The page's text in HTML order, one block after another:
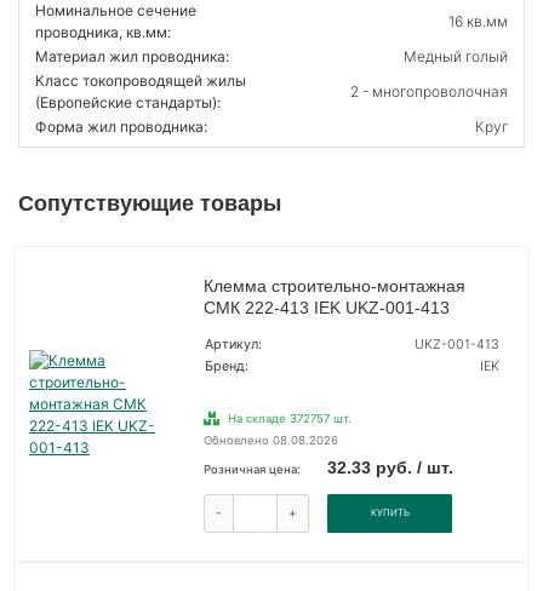
Номинальное сечение
проводника, кв.мм:
16 кв.мм
Материал жил проводника:
Медный голый
Класс токопроводящей жилы
(Европейские стандарты):
2 - многопроволочная
Форма жил проводника:
Круг
Сопутствующие товары
Клемма строительно-монтажная
СМК 222-413 IEK UKZ-001-413
Артикул:
UKZ-001-413
Бренд:
IEK
На складе 372757 шт.
Обновлено 08.08.2026
Розничная цена: 32.33 руб. / шт.
- + КУПИТЬ